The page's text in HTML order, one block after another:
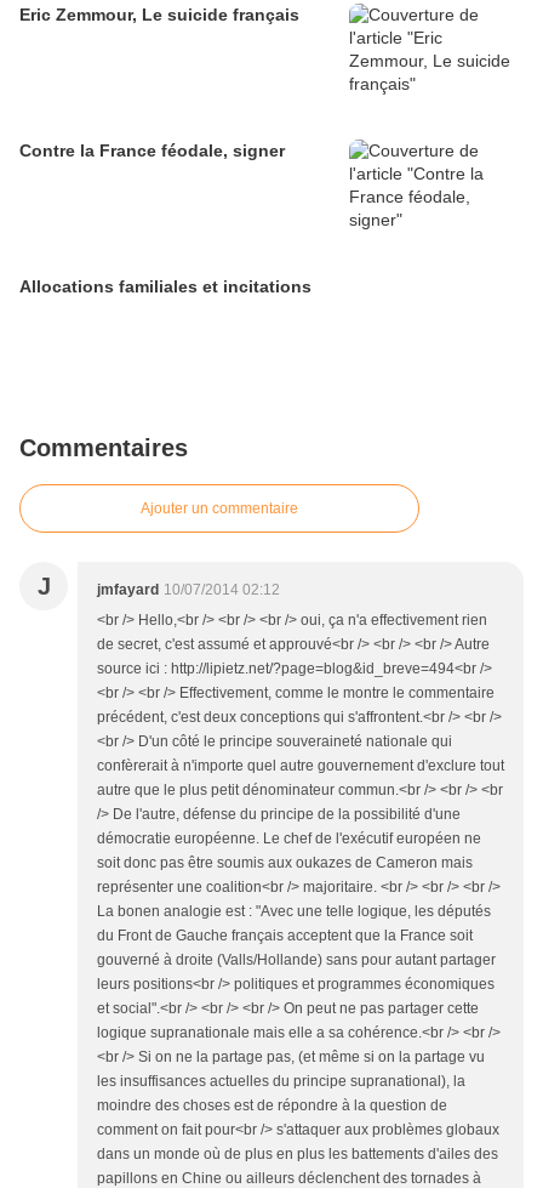
Eric Zemmour, Le suicide français
Contre la France féodale, signer
Allocations familiales et incitations
Commentaires
Ajouter un commentaire
J jmfayard 10/07/2014 02:12
<br /> Hello,<br /> <br /> <br /> oui, ça n'a effectivement rien
de secret, c'est assumé et approuvé<br /> <br /> <br /> Autre
source ici : http://lipietz.net/?page=blog&id_breve=494<br />
<br /> <br /> Effectivement, comme le montre le commentaire
précédent, c'est deux conceptions qui s'affrontent.<br /> <br />
<br /> D'un côté le principe souveraineté nationale qui
confèrerait à n'importe quel autre gouvernement d'exclure tout
autre que le plus petit dénominateur commun.<br /> <br /> <br
/> De l'autre, défense du principe de la possibilité d'une
démocratie européenne. Le chef de l'exécutif européen ne
soit donc pas être soumis aux oukazes de Cameron mais
représenter une coalition<br /> majoritaire. <br /> <br /> <br />
La bonen analogie est : "Avec une telle logique, les députés
du Front de Gauche français acceptent que la France soit
gouverné à droite (Valls/Hollande) sans pour autant partager
leurs positions<br /> politiques et programmes économiques
et social".<br /> <br /> <br /> On peut ne pas partager cette
logique supranationale mais elle a sa cohérence.<br /> <br />
<br /> Si on ne la partage pas, (et même si on la partage vu
les insuffisances actuelles du principe supranational), la
moindre des choses est de répondre à la question de
comment on fait pour<br /> s'attaquer aux problèmes globaux
dans un monde où de plus en plus les battements d'ailes des
papillons en Chine ou ailleurs déclenchent des tornades à